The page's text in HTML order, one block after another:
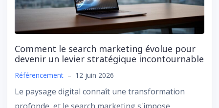
Comment le search marketing évolue pour
devenir un levier stratégique incontournable
Référencement – 12 juin 2026
Le paysage digital connaît une transformation